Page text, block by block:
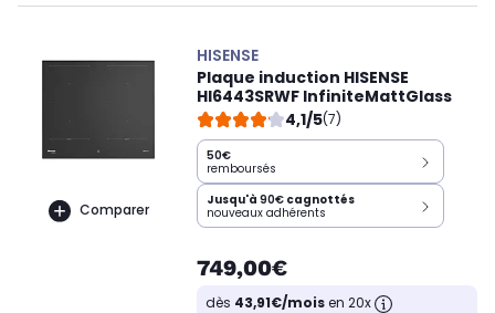
Comparer
HISENSE
Plaque induction HISENSE
HI6443SRWF InfiniteMattGlass
4,1/5(7)
50€
remboursés
Jusqu'à 90€ cagnottés
nouveaux adhérents
749,00€
dès 43,91€/moisen 20x